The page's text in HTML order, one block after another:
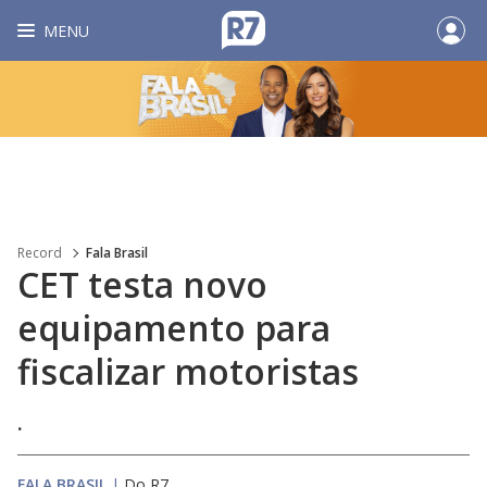
MENU
Record Fala Brasil
CET testa novo
equipamento para
fiscalizar motoristas
.